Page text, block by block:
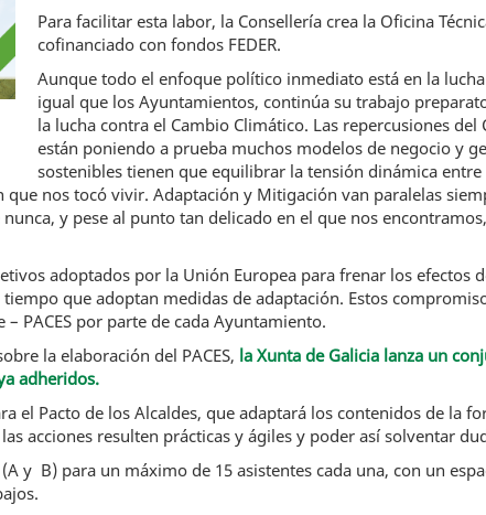
Para facilitar esta labor, la Consellería crea la Oficina
cofinanciado con fondos FEDER.
Aunque todo el enfoque político inmediato está en la
igual que los Ayuntamientos, continúa su trabajo
la lucha contra el Cambio Climático. Las repercusiones
están poniendo a prueba muchos modelos de negocio y
sostenibles tienen que equilibrar la tensión dinámica
nos tocó vivir. Adaptación y Mitigación van paralelas
y pese al punto tan delicado en el que nos
adoptados por la Unión Europea para frenar los efectos
que adoptan medidas de adaptación. Estos
PACES por parte de cada Ayuntamiento.
la elaboración del PACES, la Xunta de Galicia lanza un
adheridos.
el Pacto de los Alcaldes, que adaptará los contenidos de la
acciones resulten prácticas y ágiles y poder así solventar
y B) para un máximo de 15 asistentes cada una, con un